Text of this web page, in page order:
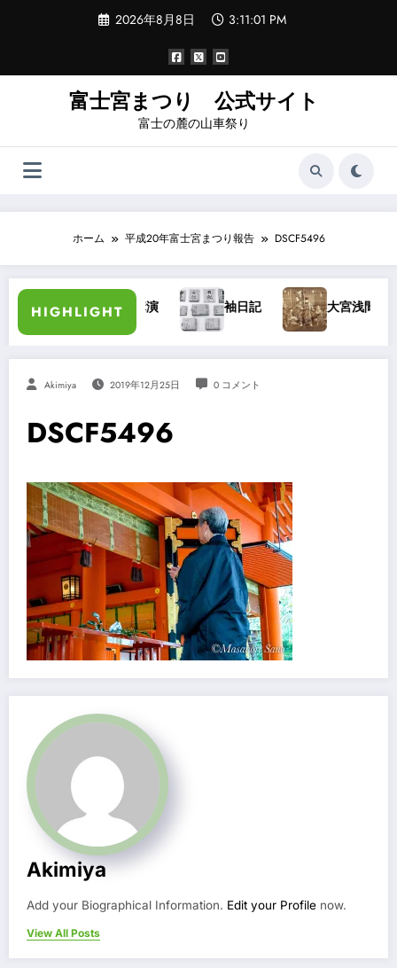
ツ
2026年8月8日 3:11:02 PM
富士宮まつり 公式サイト
富士の麓の山車祭り
ホーム 平成20年富士宮まつり報告 DSCF5496
HIGHLIGHT
藤長三郎氏講演 袖日記 大宮浅間秋祭り・大
Akimiya 2019年12月25日 0 コメント
DSCF5496
Akimiya
Add your Biographical Information. Edit your Profile now.
View All Posts